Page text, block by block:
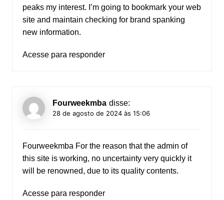
peaks my interest. I’m going to bookmark your web
site and maintain checking for brand spanking
new information.
Acesse para responder
Fourweekmba disse:
28 de agosto de 2024 às 15:06
Fourweekmba For the reason that the admin of
this site is working, no uncertainty very quickly it
will be renowned, due to its quality contents.
Acesse para responder